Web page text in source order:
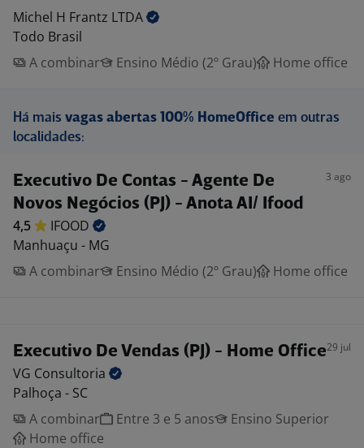
Michel H Frantz LTDA
Todo Brasil
A combinar
Ensino Médio (2º Grau) Home office
Há mais vagas abertas 100% HomeOffice em outras
localidades:
Executivo De Contas - Agente De
Novos Negócios (PJ) - Anota AI/ Ifood
3 ago
4,5
IFOOD
Manhuaçu - MG
A combinar
Ensino Médio (2º Grau) Home office
Executivo De Vendas (PJ) - Home Office29 jul
VG Consultoria
Palhoça - SC
A combinar
Entre 3 e 5 anos
Ensino Superior
Home office